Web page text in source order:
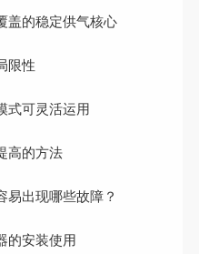
盖的稳定供气核心
限性
式可灵活运用
高的方法
易出现哪些故障？
的安装使用